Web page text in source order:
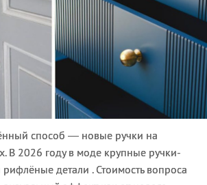
способ — новые ручки на
В 2026 году в моде крупные ручки-
детали . Стоимость вопроса